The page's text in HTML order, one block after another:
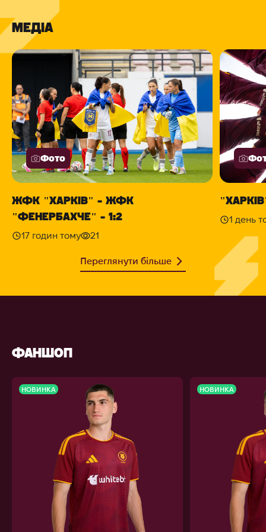
МЕДІА
Фото
ЖФК "ХАРКІВ" - ЖФК
"ФЕНЕРБАХЧЕ" - 1:2
17 годин тому 21
1 день
Переглянути більше
ФАНШОП
НОВИНКА НОВИНКА